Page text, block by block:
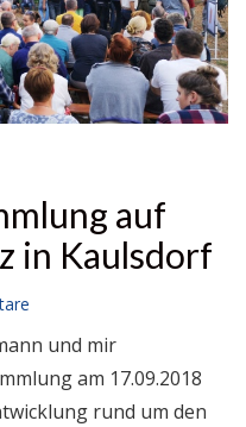
auf
in Kaulsdorf
und mir
am 17.09.2018
rund um den